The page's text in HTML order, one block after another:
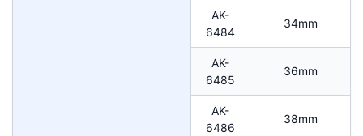
AK-
6484
34mm
AK-
6485
36mm
AK-
6486
38mm